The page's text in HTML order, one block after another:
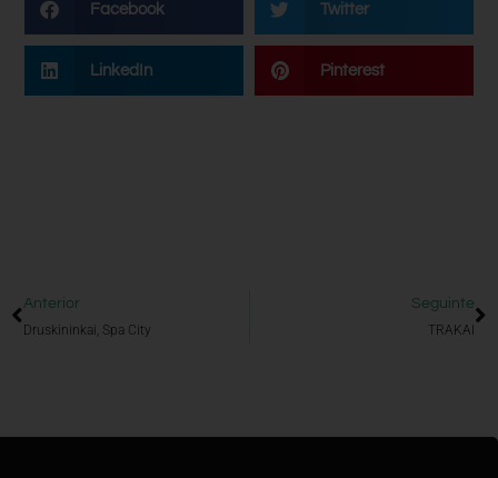
Facebook Twitter
LinkedIn Pinterest
Anterior
Druskininkai, Spa City
Seguinte
TRAKAI